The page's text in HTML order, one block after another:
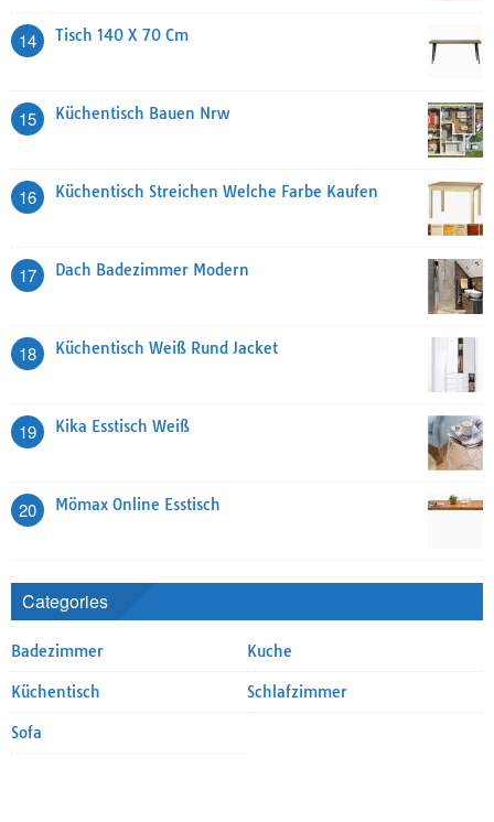
14 Tisch 140 X 70 Cm
15 Küchentisch Bauen Nrw
16 Küchentisch Streichen Welche Farbe Kaufen
17 Dach Badezimmer Modern
18 Küchentisch Weiß Rund Jacket
19 Kika Esstisch Weiß
20 Mömax Online Esstisch
Categories
Badezimmer Kuche
Küchentisch Schlafzimmer
Sofa